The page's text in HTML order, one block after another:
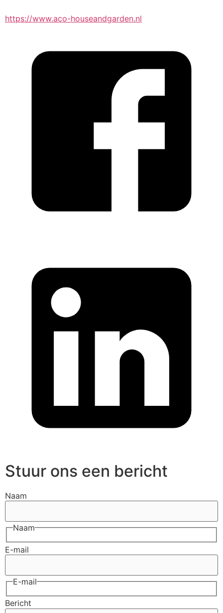
https://www.aco-houseandgarden.nl
Stuur ons een bericht
Naam
Naam
E-mail
E-mail
Bericht